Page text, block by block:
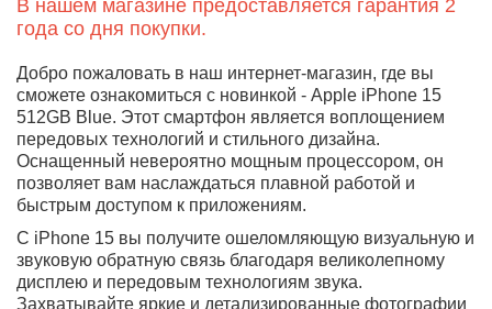
физическая и одна электронная симкарты),
данная версия производится для Японии, стран
РФ ни чем не отличается (A3089,A3090).
В нашем магазине предоставляется гарантия 2
года со дня покупки.
Добро пожаловать в наш интернет-магазин, где вы
сможете ознакомиться с новинкой - Apple iPhone 15
512GB Blue. Этот смартфон является воплощением
передовых технологий и стильного дизайна.
Оснащенный невероятно мощным процессором, он
позволяет вам наслаждаться плавной работой и
быстрым доступом к приложениям.